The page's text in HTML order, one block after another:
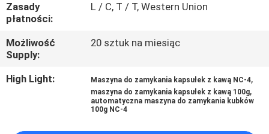
Z
NAMI
AKTUALNOŚCI
Zasady
płatności:
L / C, T / T, Western Union
Możliwość
Supply:
20 sztuk na miesiąc
High Light: Maszyna do zamykania kapsułek z kawą NC-4,
maszyna do zamykania kapsułek z kawą 100g,
automatyczna maszyna do zamykania kubków
100g NC-4